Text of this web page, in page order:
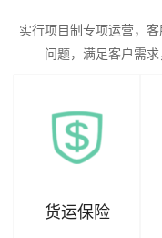
实行项目制专项运营，
问题，满足客户需
货运保险